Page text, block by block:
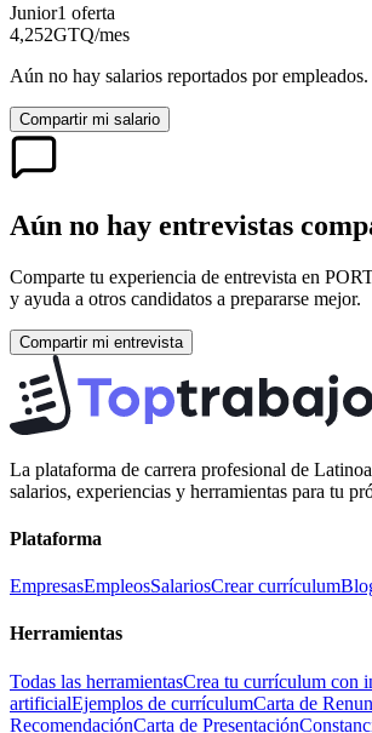
Junior1 oferta
4,252GTQ/mes
Aún no hay salarios reportados por
Compartir mi salario
Aún no hay entrevistas
Comparte tu experiencia de entrevista en
y ayuda a otros candidatos a prepararse mejor.
Compartir mi entrevista
La plataforma de carrera profesional de
salarios, experiencias y herramientas para tu
Plataforma
EmpresasEmpleosSalariosCrear currículum
Herramientas
Todas las herramientasCrea tu currículum con
artificialEjemplos de currículumCarta de
RecomendaciónCarta de Presentación